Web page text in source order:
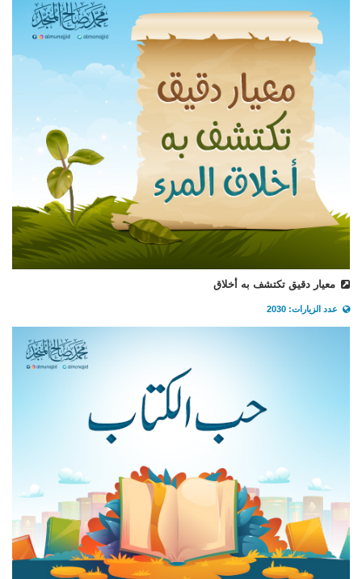
معيار دقيق تكتشف به أخلاق
عدد الزيارات: 2030